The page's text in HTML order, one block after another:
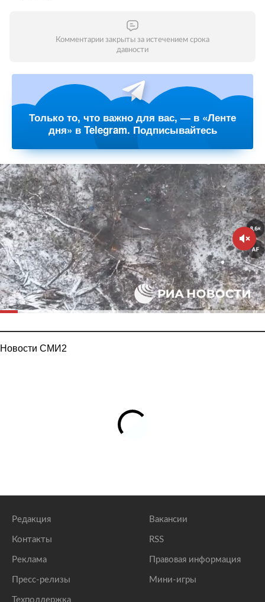
Комментарии закрыты за истечением срока
давности
Только то, что важно для вас, — в «Ленте
дня» в Telegram. Подписывайтесь
Новости СМИ2
Редакция
Контакты
Реклама
Пресс-релизы
Техподдержка
Вакансии
RSS
Правовая информация
Мини-игры